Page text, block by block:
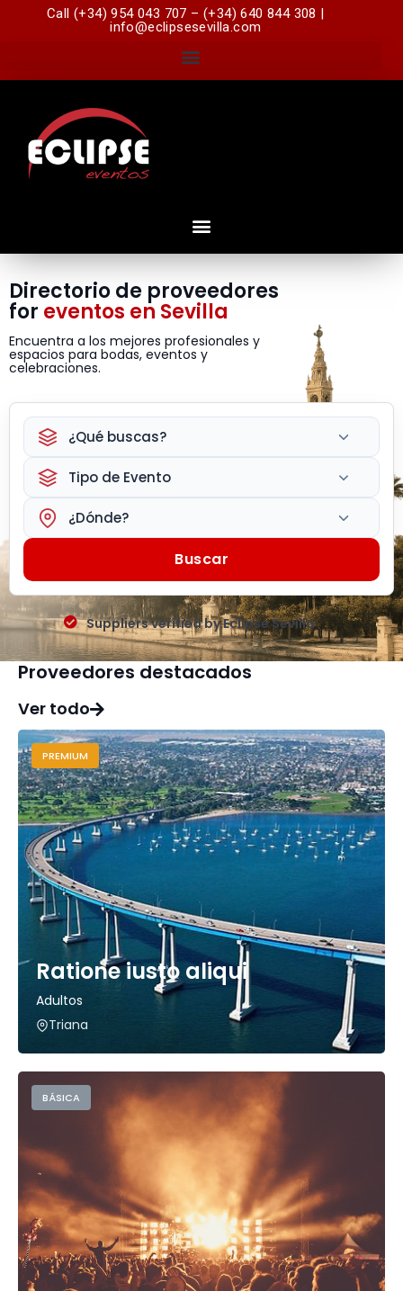
Call (+34) 954 043 707 – (+34) 640 844 308 |
info@eclipsesevilla.com
Directorio de proveedores
for eventos en Sevilla
Encuentra a los mejores profesionales y
espacios para bodas, eventos y
celebraciones.
¿Qué buscas?
Tipo de Evento
¿Dónde?
Buscar
Suppliers verified by Eclipse Sevilla
Proveedores destacados
Ver todo
PREMIUM
Ratione iusto aliqui
Adultos
Triana
BÁSICA